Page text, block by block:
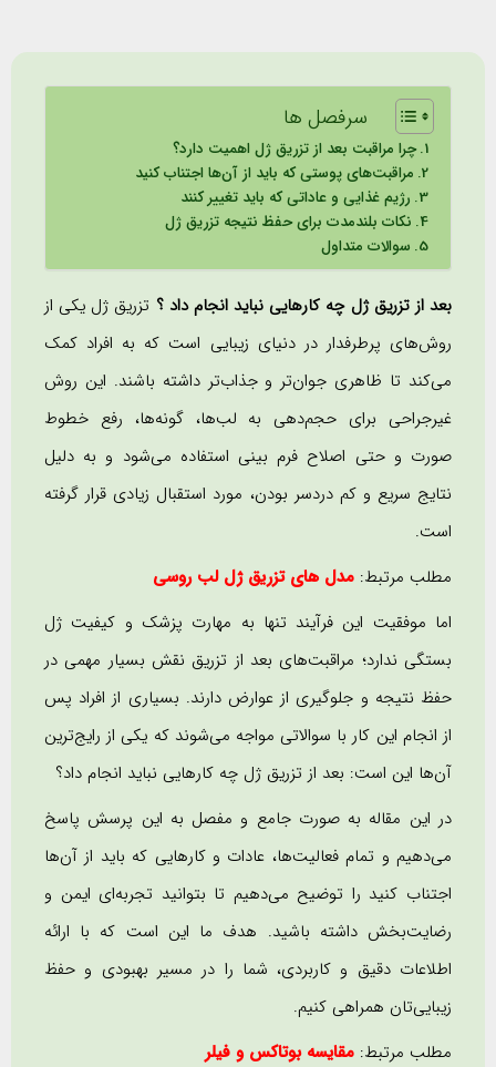
سرفصل ها
چرا مراقبت بعد از تزریق ژل اهمیت دارد؟
مراقبت‌های پوستی که باید از آن‌ها اجتناب کنید
رژیم غذایی و عاداتی که باید تغییر کنند
نکات بلندمدت برای حفظ نتیجه تزریق ژل
سوالات متداول
بعد از تزریق ژل چه کارهایی نباید انجام داد ؟ تزریق ژل یکی از
روش‌های پرطرفدار در دنیای زیبایی است که به افراد کمک
می‌کند تا ظاهری جوان‌تر و جذاب‌تر داشته باشند. این روش
غیرجراحی برای حجم‌دهی به لب‌ها، گونه‌ها، رفع خطوط
صورت و حتی اصلاح فرم بینی استفاده می‌شود و به دلیل
نتایج سریع و کم دردسر بودن، مورد استقبال زیادی قرار گرفته
است.
مطلب مرتبط: مدل های تزریق ژل لب روسی
اما موفقیت این فرآیند تنها به مهارت پزشک و کیفیت ژل
بستگی ندارد؛ مراقبت‌های بعد از تزریق نقش بسیار مهمی در
حفظ نتیجه و جلوگیری از عوارض دارند. بسیاری از افراد پس
از انجام این کار با سوالاتی مواجه می‌شوند که یکی از رایج‌ترین
آن‌ها این است: بعد از تزریق ژل چه کارهایی نباید انجام داد؟
در این مقاله به صورت جامع و مفصل به این پرسش پاسخ
می‌دهیم و تمام فعالیت‌ها، عادات و کارهایی که باید از آن‌ها
اجتناب کنید را توضیح می‌دهیم تا بتوانید تجربه‌ای ایمن و
رضایت‌بخش داشته باشید. هدف ما این است که با ارائه
اطلاعات دقیق و کاربردی، شما را در مسیر بهبودی و حفظ
زیبایی‌تان همراهی کنیم.
مطلب مرتبط: مقایسه بوتاکس و فیلر